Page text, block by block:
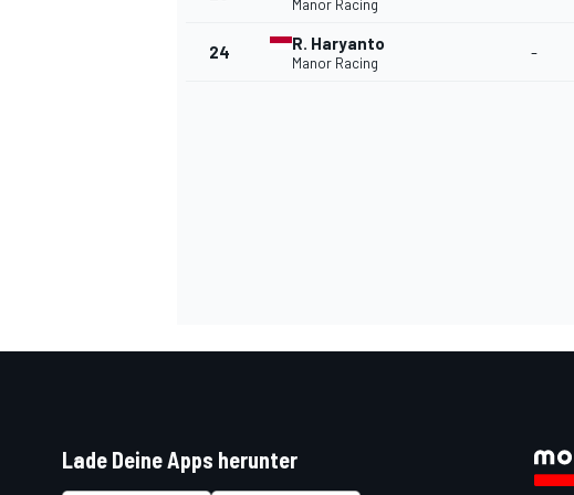
Manor Racing
24 R. Haryanto
Manor Racing
-
Lade Deine Apps herunter